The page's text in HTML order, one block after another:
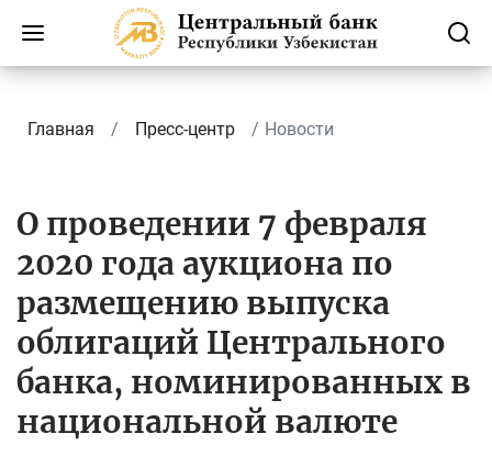
Главная Пресс-центр Новости
О проведении 7 февраля
2020 года аукциона по
размещению выпуска
облигаций Центрального
банка, номинированных в
национальной валюте